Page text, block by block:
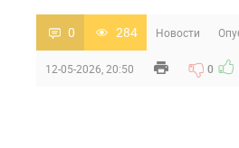
0 284 Новости
12-05-2026, 20:50 0